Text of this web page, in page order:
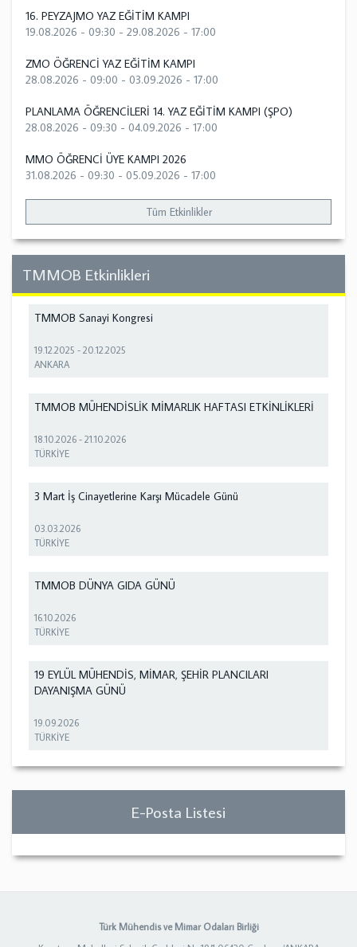
16. PEYZAJMO YAZ EĞİTİM KAMPI
19.08.2026 - 09:30 - 29.08.2026 - 17:00
ZMO ÖĞRENCİ YAZ EĞİTİM KAMPI
28.08.2026 - 09:00 - 03.09.2026 - 17:00
PLANLAMA ÖĞRENCİLERİ 14. YAZ EĞİTİM KAMPI (ŞPO)
28.08.2026 - 09:30 - 04.09.2026 - 17:00
MMO ÖĞRENCİ ÜYE KAMPI 2026
31.08.2026 - 09:30 - 05.09.2026 - 17:00
Tüm Etkinlikler
TMMOB Etkinlikleri
TMMOB Sanayi Kongresi
19.12.2025 -20.12.2025
ANKARA
TMMOB MÜHENDİSLİK MİMARLIK HAFTASI ETKİNLİKLERİ
18.10.2026 -21.10.2026
TÜRKİYE
3 Mart İş Cinayetlerine Karşı Mücadele Günü
03.03.2026
TÜRKİYE
TMMOB DÜNYA GIDA GÜNÜ
16.10.2026
TÜRKİYE
19 EYLÜL MÜHENDİS, MİMAR, ŞEHİR PLANCILARI
DAYANIŞMA GÜNÜ
19.09.2026
TÜRKİYE
E-Posta Listesi
Türk Mühendis ve Mimar Odaları Birliği